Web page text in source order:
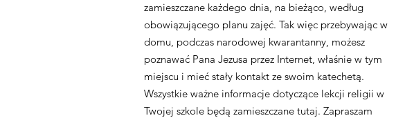
zamieszczane każdego dnia, na bieżąco, według
obowiązującego planu zajęć. Tak więc przebywając w
domu, podczas narodowej kwarantanny, możesz
poznawać Pana Jezusa przez Internet, właśnie w tym
miejscu i mieć stały kontakt ze swoim katechetą.
Wszystkie ważne informacje dotyczące lekcji religii w
Twojej szkole będą zamieszczane tutaj. Zapraszam